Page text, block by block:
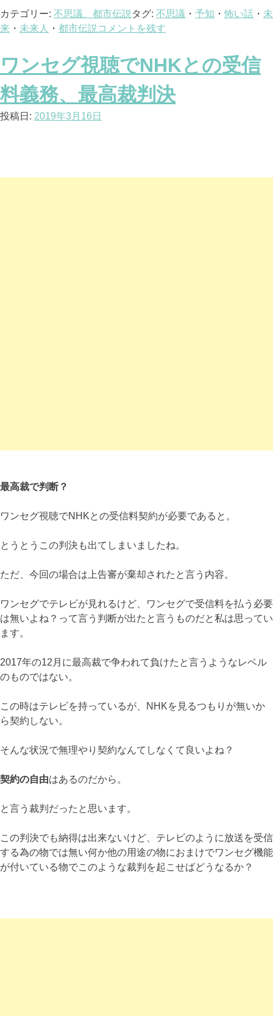
カテゴリー: 不思議、都市伝説 タグ: 不思議 ・ 予知 ・怖い話 ・ 未
来 ・ 未来人 ・ 都市伝説 コメントを残す
ワンセグ視聴でNHKとの受信
料義務、最高裁判決
投稿日: 2019年3月16日
最高裁で判断？
ワンセグ視聴でNHKとの受信料契約が必要であると。
とうとうこの判決も出てしまいましたね。
ただ、今回の場合は上告審が棄却されたと言う内容。
ワンセグでテレビが見れるけど、ワンセグで受信料を払う必要
は無いよね？って言う判断が出たと言うものだと私は思ってい
ます。
2017年の12月に最高裁で争われて負けたと言うようなレベル
のものではない。
この時はテレビを持っているが、NHKを見るつもりが無いか
ら契約しない。
そんな状況で無理やり契約なんてしなくて良いよね？
契約の自由はあるのだから。
と言う裁判だったと思います。
この判決でも納得は出来ないけど、テレビのように放送を受信
する為の物では無い何か他の用途の物におまけでワンセグ機能
が付いている物でこのような裁判を起こせばどうなるか？